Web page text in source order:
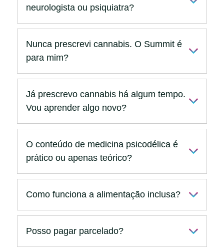
neurologista ou psiquiatra?
Nunca prescrevi cannabis. O Summit é
para mim?
Já prescrevo cannabis há algum tempo.
Vou aprender algo novo?
O conteúdo de medicina psicodélica é
prático ou apenas teórico?
Como funciona a alimentação inclusa?
Posso pagar parcelado?